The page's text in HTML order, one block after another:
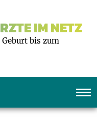
IM NETZ
bis zum